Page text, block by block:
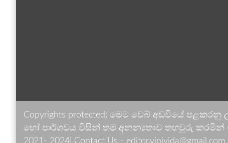
Copyrights protected: මෙම වෙබ් අඩවියේ
හෝ පාර්ශවය විසින් තම අනන්‍යතාව තහවුරු කරමින්
2021- 2024| Contact Us - editor.vinivida@gmail.com |